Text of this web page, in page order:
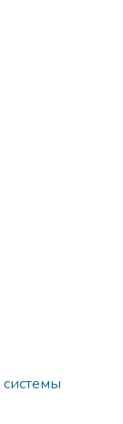
системы